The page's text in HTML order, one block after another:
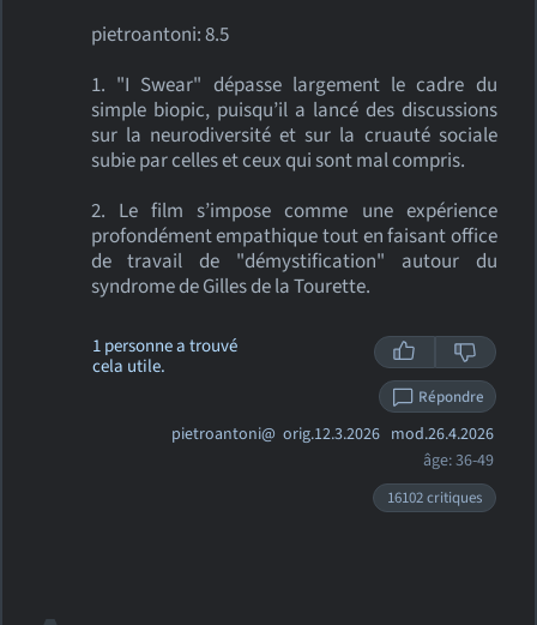
pietroantoni: 8.5
1. "I Swear" dépasse largement le cadre du
simple biopic, puisqu’il a lancé des discussions
sur la neurodiversité et sur la cruauté sociale
subie par celles et ceux qui sont mal compris.
2. Le film s’impose comme une expérience
profondément empathique tout en faisant office
de travail de "démystification" autour du
syndrome de Gilles de la Tourette.
1 personne a trouvé
cela utile.
Répondre
pietroantoni@ orig.12.3.2026 mod.26.4.2026
âge: 36-49
16102 critiques